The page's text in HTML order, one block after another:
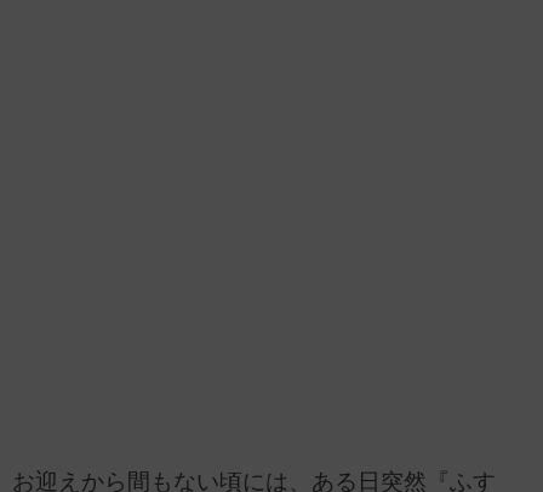
お迎えから間もない頃には、ある日突然『ふす